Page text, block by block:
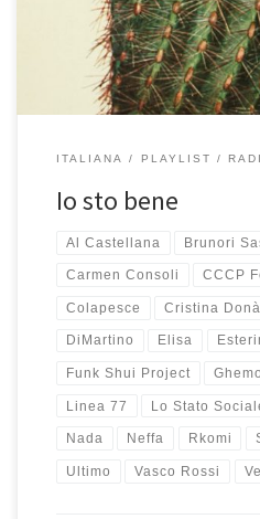
ma una volta conquistato […]
ITALIANA PLAYLIST
Io sto bene
Al Castellana Brunori
Carmen Consoli CCCP
Colapesce Cristina Donà
DiMartino Elisa
Funk Shui Project
Linea 77 Lo Stato
Nada Neffa Rkomi
Ultimo Vasco Rossi